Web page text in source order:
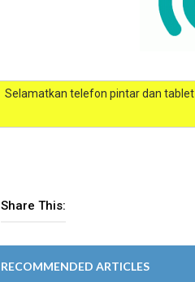
Selamatkan telefon pintar dan
Share This:
RECOMMENDED ARTICLES